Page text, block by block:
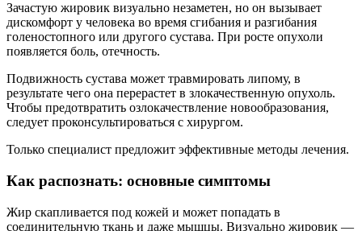
Зачастую жировик визуально незаметен, но он вызывает
дискомфорт у человека во время сгибания и разгибания
голеностопного или другого сустава. При росте опухоли
появляется боль, отечность.
Подвижность сустава может травмировать липому, в
результате чего она перерастет в злокачественную опухоль.
Чтобы предотвратить озлокачествление новообразования,
следует проконсультироваться с хирургом.
Только специалист предложит эффективные методы лечения.
Как распознать: основные симптомы
Жир скапливается под кожей и может попадать в
соединительную ткань и даже мышцы. Визуально жировик —